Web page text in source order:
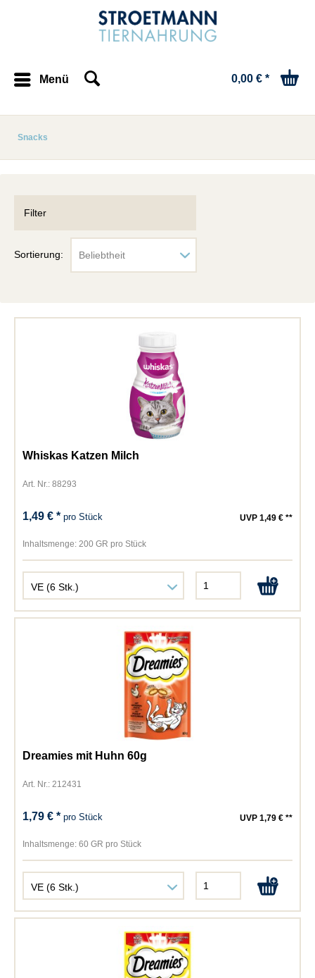
Menü 0,00 € *
Snacks
Filter
Sortierung:
Whiskas Katzen Milch
Art. Nr.: 88293
1,49 € *pro Stück UVP 1,49 € **
Inhaltsmenge: 200 GR pro Stück
Dreamies mit Huhn 60g
Art. Nr.: 212431
1,79 € *pro Stück UVP 1,79 € **
Inhaltsmenge: 60 GR pro Stück